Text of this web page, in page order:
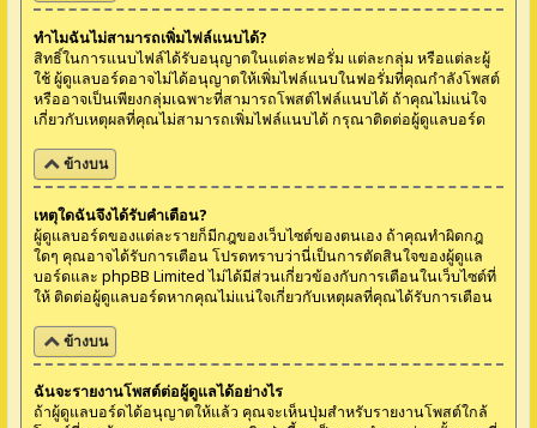
ทำไมฉันไม่สามารถเพิ่มไฟล์แนบได้?
สิทธิ์ในการแนบไฟล์ได้รับอนุญาตในแต่ละฟอรั่ม แต่ละกลุ่ม หรือแต่ละผู้
ใช้ ผู้ดูแลบอร์ดอาจไม่ได้อนุญาตให้เพิ่มไฟล์แนบในฟอรั่มที่คุณกำลังโพสต์
หรืออาจเป็นเพียงกลุ่มเฉพาะที่สามารถโพสต์ไฟล์แนบได้ ถ้าคุณไม่แน่ใจ
เกี่ยวกับเหตุผลที่คุณไม่สามารถเพิ่มไฟล์แนบได้ กรุณาติดต่อผู้ดูแลบอร์ด
ข้างบน
เหตุใดฉันจึงได้รับคำเตือน?
ผู้ดูแลบอร์ดของแต่ละรายก็มีกฎของเว็บไซต์ของตนเอง ถ้าคุณทำผิดกฎ
ใดๆ คุณอาจได้รับการเตือน โปรดทราบว่านี่เป็นการตัดสินใจของผู้ดูแล
บอร์ดและ phpBB Limited ไม่ได้มีส่วนเกี่ยวข้องกับการเตือนในเว็บไซต์ที่
ให้ ติดต่อผู้ดูแลบอร์ดหากคุณไม่แน่ใจเกี่ยวกับเหตุผลที่คุณได้รับการเตือน
ข้างบน
ฉันจะรายงานโพสต์ต่อผู้ดูแลได้อย่างไร
ถ้าผู้ดูแลบอร์ดได้อนุญาตให้แล้ว คุณจะเห็นปุ่มสำหรับรายงานโพสต์ใกล้